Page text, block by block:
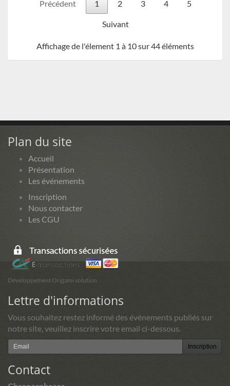
Précédent 1 2 3 4 5
Suivant
Affichage de l'élement 1 à 10 sur 44 éléments
Plan du site
Accueil
Présentation
Les événements
Inscription
Nous contacter
Les CGU
Développement Origami solution
Lettre d'informations
Vous souhaitez restez informé des événements publiés sur
notre site, veuillez inscrire votre email ci-dessous.
Inscription
Contact